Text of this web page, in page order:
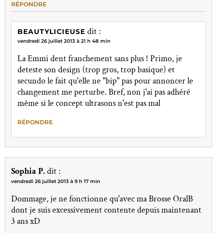
RÉPONDRE
BEAUTYLICIEUSE dit :
vendredi 26 juillet 2013 à 21 h 48 min
La Emmi dent franchement sans plus ! Primo, je
deteste son design (trop gros, trop basique) et
secundo le fait qu'elle ne "bip" pas pour annoncer le
changement me perturbe. Bref, non j'ai pas adhéré
même si le concept ultrasons n'est pas mal
RÉPONDRE
Sophia P. dit :
vendredi 26 juillet 2013 à 9 h 17 min
Dommage, je ne fonctionne qu'avec ma Brosse OralB
dont je suis excessivement contente depuis maintenant
3 ans xD